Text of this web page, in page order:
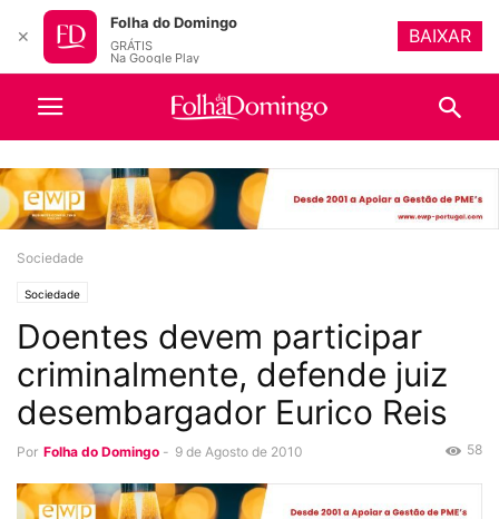
Sociedade
Sociedade
Doentes devem participar
criminalmente, defende juiz
desembargador Eurico Reis
Por Folha do Domingo - 9 de Agosto de 2010 58
✕
Folha do Domingo
GRÁTIS
Na Google Play
BAIXAR